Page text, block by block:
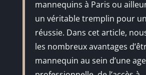
mannequins à Paris ou
un véritable tremplin pour
réussie. Dans cet article,
les nombreux avantages
mannequin au sein d’une